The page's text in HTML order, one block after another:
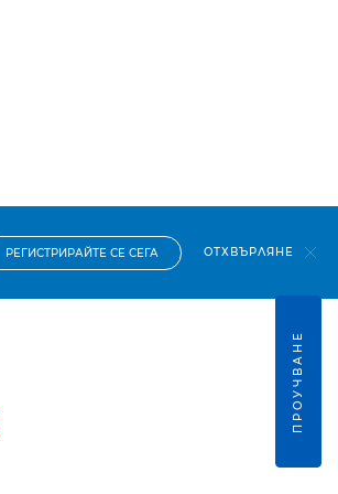
РЕГИСТРИРАЙТЕ СЕ СЕГА ОТХВЪРЛЯНЕ
ПРОУЧВАНЕ